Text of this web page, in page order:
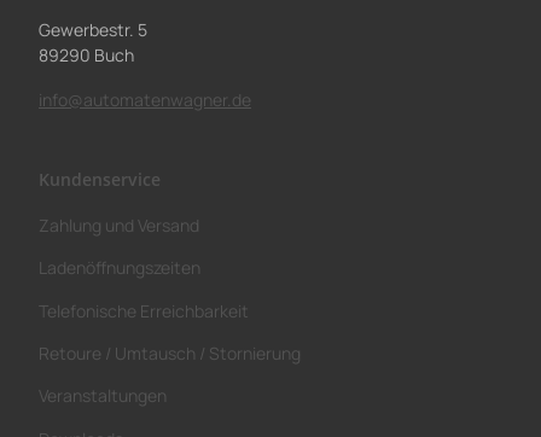
Gewerbestr. 5
89290 Buch
info@automatenwagner.de
Kundenservice
Zahlung und Versand
Ladenöffnungszeiten
Telefonische Erreichbarkeit
Retoure / Umtausch / Stornierung
Veranstaltungen